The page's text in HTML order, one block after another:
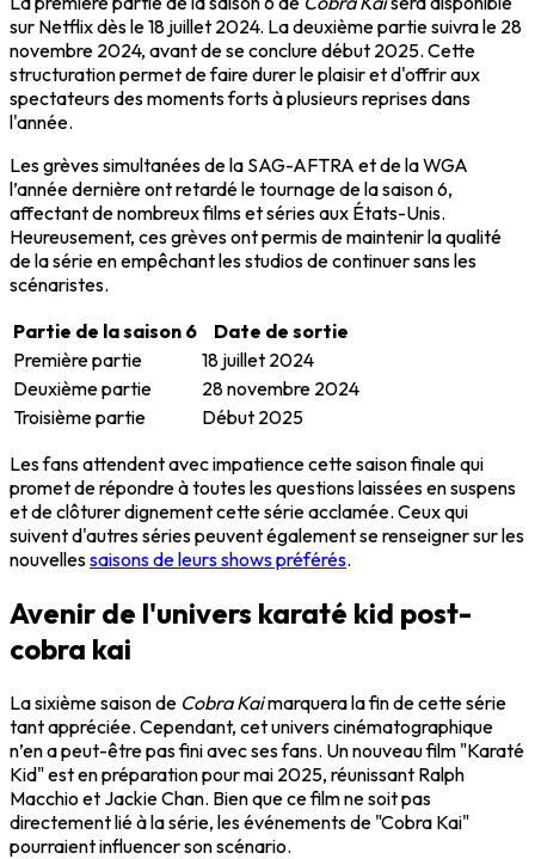
sur Netflix dès le 18 juillet 2024. La deuxième partie suivra le 28
novembre 2024, avant de se conclure début 2025. Cette
structuration permet de faire durer le plaisir et d'offrir aux
spectateurs des moments forts à plusieurs reprises dans
l'année.
Les grèves simultanées de la SAG-AFTRA et de la WGA
l’année dernière ont retardé le tournage de la saison 6,
affectant de nombreux films et séries aux États-Unis.
Heureusement, ces grèves ont permis de maintenir la qualité
de la série en empêchant les studios de continuer sans les
scénaristes.
Partie de la saison 6
Date de sortie
Première partie
18 juillet 2024
Deuxième partie
28 novembre 2024
Troisième partie
Début 2025
Les fans attendent avec impatience cette saison finale qui
promet de répondre à toutes les questions laissées en suspens
et de clôturer dignement cette série acclamée. Ceux qui
suivent d'autres séries peuvent également se renseigner sur les
nouvellessaisons de leurs shows préférés.
Avenir de l'univers karaté kid post-
cobra kai
La sixième saison de Cobra Kaimarquera la fin de cette série
tant appréciée. Cependant, cet univers cinématographique
n’en a peut-être pas fini avec ses fans. Un nouveau film "Karaté
Kid" est en préparation pour mai 2025, réunissant Ralph
Macchio et Jackie Chan. Bien que ce film ne soit pas
directement lié à la série, les événements de "Cobra Kai"
pourraient influencer son scénario.